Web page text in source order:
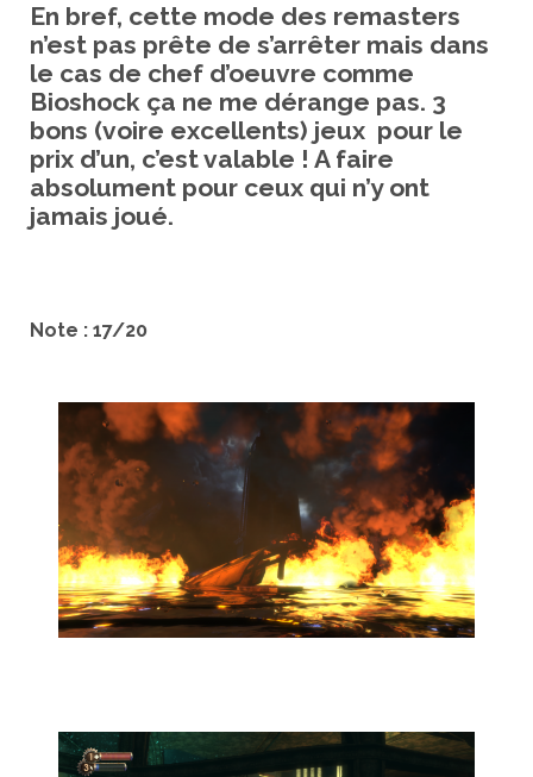
En bref, cette mode des remasters
n’est pas prête de s’arrêter mais dans
le cas de chef d’oeuvre comme
Bioshock ça ne me dérange pas. 3
bons (voire excellents) jeux pour le
prix d’un, c’est valable ! A faire
absolument pour ceux qui n’y ont
jamais joué.
Note : 17/20